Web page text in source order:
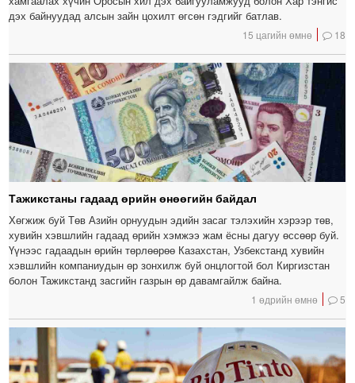
дэх байнуудад алсын зайн цохилт өгсөн гэдгийг батлав.
15 цагийн өмнө 18
Тажикстаны гадаад өрийн өнөөгийн байдал
Хөгжиж буй Төв Азийн орнуудын эдийн засаг тэлэхийн хэрээр төв,
хувийн хэвшлийн гадаад өрийн хэмжээ жам ёсны дагуу өссөөр буй.
Үүнээс гадаадын өрийн төрлөөрөө Казахстан, Узбекстанд хувийн
хэвшлийн компаниудын өр зонхилж буй онцлогтой бол Киргизстан
болон Тажикстанд засгийн газрын өр давамгайлж байна.
1 өдрийн өмнө 5